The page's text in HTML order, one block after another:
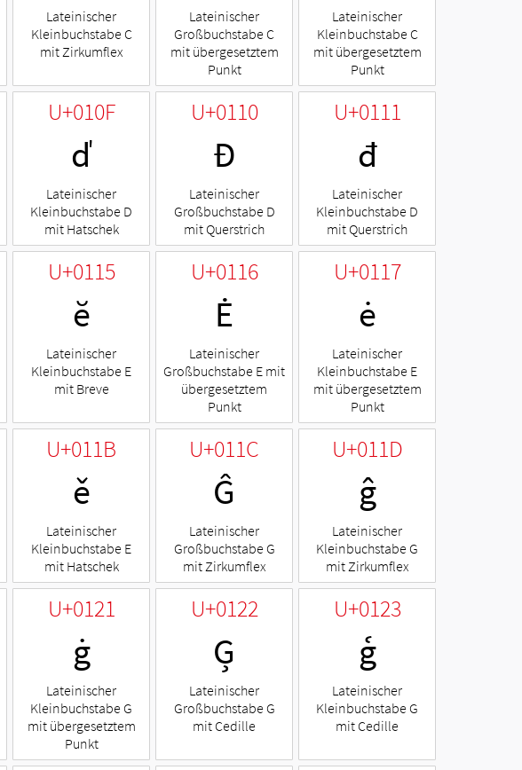
Lateinischer
Kleinbuchstabe C
mit Zirkumflex
Lateinischer
Großbuchstabe C
mit übergesetztem
Punkt
Lateinischer
Kleinbuchstabe C
mit übergesetztem
Punkt
U+010F
ď
Lateinischer
Kleinbuchstabe D
mit Hatschek
U+0110
Đ
Lateinischer
Großbuchstabe D
mit Querstrich
U+0111
đ
Lateinischer
Kleinbuchstabe D
mit Querstrich
U+0115
ĕ
Lateinischer
Kleinbuchstabe E
mit Breve
U+0116
Ė
Lateinischer
Großbuchstabe E mit
übergesetztem
Punkt
U+0117
ė
Lateinischer
Kleinbuchstabe E
mit übergesetztem
Punkt
U+011B
ě
Lateinischer
Kleinbuchstabe E
mit Hatschek
U+011C
Ĝ
Lateinischer
Großbuchstabe G
mit Zirkumflex
U+011D
ĝ
Lateinischer
Kleinbuchstabe G
mit Zirkumflex
U+0121
ġ
Lateinischer
Kleinbuchstabe G
mit übergesetztem
Punkt
U+0122
Ģ
Lateinischer
Großbuchstabe G
mit Cedille
U+0123
ģ
Lateinischer
Kleinbuchstabe G
mit Cedille